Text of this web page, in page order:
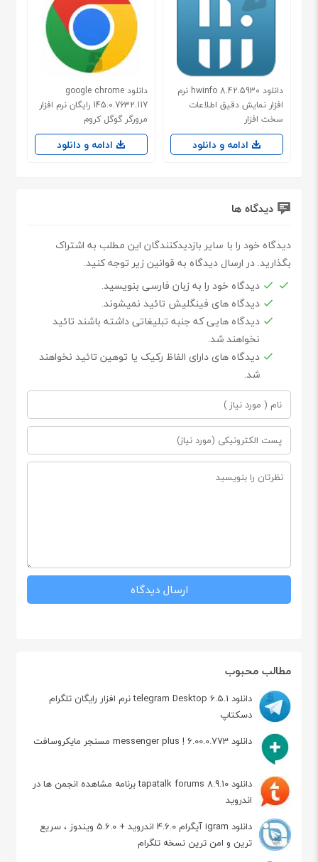
مطالب محبوب
دانلود telegram Desktop 6.5.1 نرم افزار رایگان تلگرام
دسکتاپ
دانلود messenger plus ! 6.00.0.773 مسنجر مایکروسافت
دانلود tapatalk forums 8.9.10 برنامه مشاهده انجمن ها در
اندروید
دانلود igram آیگرام 4.6.0 اندروید + 5.6.0 ویندوز ، سریع
ترین و امن ترین نسخه تلگرام
دانلود hwinfo 8.42.5930 نرم
افزار نمایش دقیق اطلاعات
سخت افزار
ادامه و دانلود
دانلود google chrome
145.0.7632.117 رایگان نرم افزار
مرورگر گوگل کروم
ادامه و دانلود
دیدگاه ها
دیدگاه خود را با سایر بازدیدکنندگان این مطلب به اشتراک
بگذارید. در ارسال دیدگاه به قوانین زیر توجه کنید.
دیدگاه خود را به زبان فارسی بنویسید.
دیدگاه های فینگلیش تائید نمیشوند.
دیدگاه هایی که جنبه تبلیغاتی داشته باشند تائید
نخواهند شد.
دیدگاه های دارای الفاظ رکیک یا توهین تائید نخواهند
شد.